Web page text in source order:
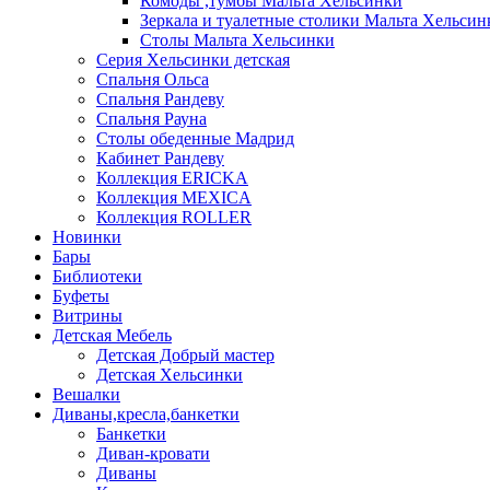
Зеркала и туалетные столики Мальта
Столы Мальта Хельсинки
Серия Хельсинки детская
Спальня Ольса
Спальня Рандеву
Спальня Рауна
Столы обеденные Мадрид
Кабинет Рандеву
Коллекция ERICKA
Коллекция MEXICA
Коллекция ROLLER
Новинки
Бары
Библиотеки
Буфеты
Витрины
Детская Мебель
Детская Добрый мастер
Детская Хельсинки
Вешалки
Диваны,кресла,банкетки
Банкетки
Диван-кровати
Диваны